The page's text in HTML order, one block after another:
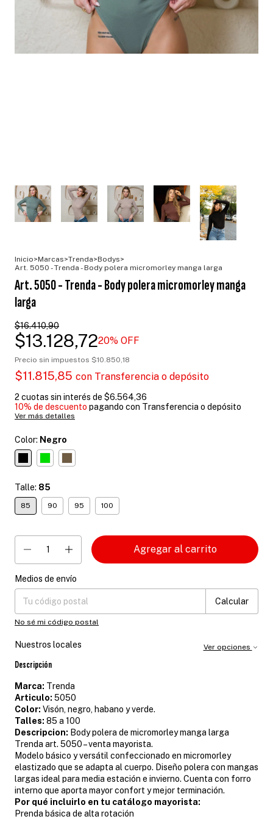
Inicio>Marcas>Trenda>Bodys>
Art. 5050 - Trenda - Body polera micromorley manga larga
Art. 5050 - Trenda - Body polera micromorley manga
larga
$16.410,90
$13.128,7220% OFF
Precio sin impuestos $10.850,18
$11.815,85 con Transferencia o depósito
2 cuotas sin interés de $6.564,36
10% de descuento pagando con Transferencia o depósito
Ver más detalles
Color: Negro
Talle: 85
85 90 95 100
Entregas para el CP:
Medios de envío
Calcular
No sé mi código postal
Nuestros locales Ver opciones
Descripción
Marca: Trenda
Articulo: 5050
Color: Visón, negro, habano y verde.
Talles: 85 a 100
Descripcion: Body polera de micromorley manga larga
Trenda art. 5050 – venta mayorista.
Modelo básico y versátil confeccionado en micromorley
elastizado que se adapta al cuerpo. Diseño polera con mangas
largas ideal para media estación e invierno. Cuenta con forro
interno que aporta mayor confort y mejor terminación.
Por qué incluirlo en tu catálogo mayorista:
Prenda básica de alta rotación